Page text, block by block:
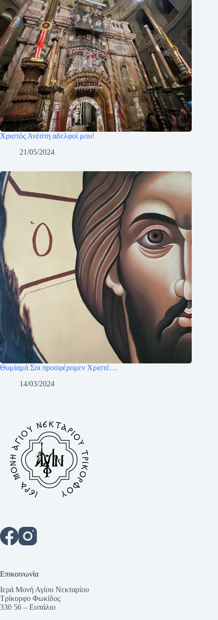
Χριστός Ανέστη αδελφοί μου!
21/05/2024
Θυμίαμά Σοι προσφέρομεν Χριστέ…
14/03/2024
Επικοινωνία
Ιερά Μονή Αγίου Νεκταρίου
Τρίκορφο Φωκίδος
330 56 – Ευπάλιο